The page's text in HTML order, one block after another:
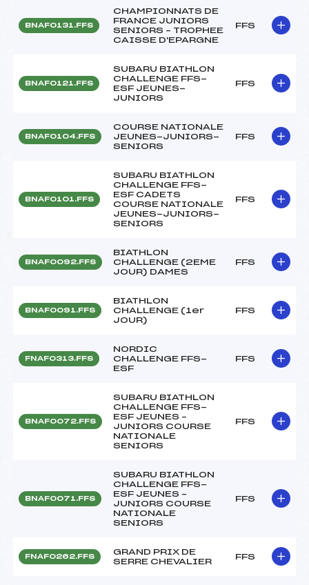
BNAF0131.FFS
CHAMPIONNATS DE
FRANCE JUNIORS
SENIORS – TROPHEE
CAISSE D'EPARGNE
FFS
BNAF0121.FFS
SUBARU BIATHLON
CHALLENGE FFS-
ESF JEUNES-
JUNIORS
FFS
BNAF0104.FFS
COURSE NATIONALE
JEUNES-JUNIORS-
SENIORS
FFS
BNAF0101.FFS
SUBARU BIATHLON
CHALLENGE FFS-
ESF CADETS
COURSE NATIONALE
JEUNES-JUNIORS-
SENIORS
FFS
BNAF0092.FFS
BIATHLON
CHALLENGE (2EME
JOUR) DAMES
FFS
BNAF0091.FFS
BIATHLON
CHALLENGE (1er
JOUR)
FFS
FNAF0313.FFS
NORDIC
CHALLENGE FFS-
ESF
FFS
BNAF0072.FFS
SUBARU BIATHLON
CHALLENGE FFS-
ESF JEUNES –
JUNIORS COURSE
NATIONALE
SENIORS
FFS
BNAF0071.FFS
SUBARU BIATHLON
CHALLENGE FFS-
ESF JEUNES –
JUNIORS COURSE
NATIONALE
SENIORS
FFS
FNAF0262.FFS
GRAND PRIX DE
SERRE CHEVALIER
FFS